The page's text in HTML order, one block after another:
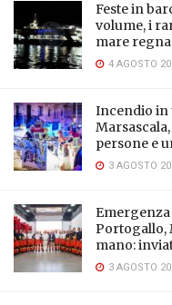
Feste in
volume, i
mare
4 AGOSTO
Incendio in
persone e
3 AGOSTO
Portogallo,
mano:
3 AGOSTO